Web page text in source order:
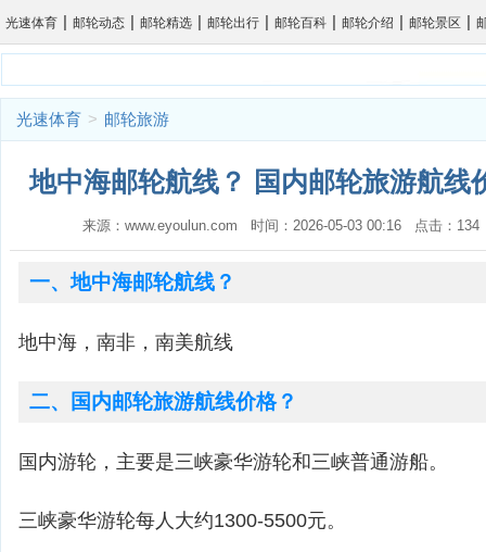
光速体育 | 邮轮动态 | 邮轮精选 | 邮轮出行 | 邮轮百科 | 邮轮介绍 | 邮轮景区 |
光速体育 > 邮轮旅游
地中海邮轮航线？ 国内邮轮旅游航线
来源：www.eyoulun.com 时间：2026-05-03 00:16 点击：
一、地中海邮轮航线？
地中海，南非，南美航线
二、国内邮轮旅游航线价格？
国内游轮，主要是三峡豪华游轮和三峡普通游船。
三峡豪华游轮每人大约1300-5500元。